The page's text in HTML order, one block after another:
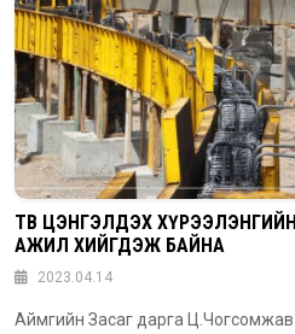
ТӨВ ЦЭНГЭЛДЭХ ХҮРЭЭЛЭНГИЙН
АЖИЛ ХИЙГДЭЖ БАЙНА
2023.04.14
Аймгийн Засаг дарга